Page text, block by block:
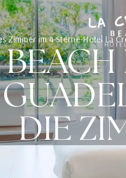
Zimmer im 4-Sterne-Hotel La
DIE